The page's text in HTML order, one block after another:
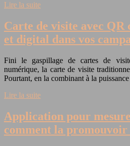
Lire la suite
Carte de visite avec
et digital dans vos
Fini le gaspillage de cartes de
numérique, la carte de visite
Pourtant, en la combinant à la
Lire la suite
Application pour
comment la